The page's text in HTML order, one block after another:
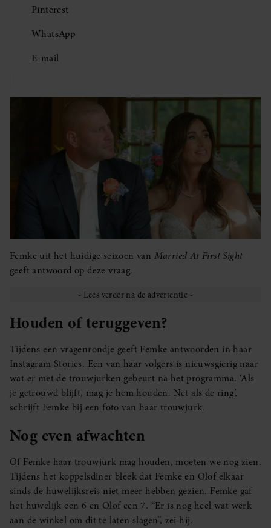
Pinterest
WhatsApp
E-mail
Femke uit het huidige seizoen van Married At First Sight
geeft antwoord op deze vraag.
Houden of teruggeven?
Tijdens een vragenrondje geeft Femke antwoorden in haar
Instagram Stories. Een van haar volgers is nieuwsgierig naar
wat er met de trouwjurken gebeurt na het programma. ‘Als
je getrouwd blijft, mag je hem houden. Net als de ring’,
schrijft Femke bij een foto van haar trouwjurk.
Nog even afwachten
Of Femke haar trouwjurk mag houden, moeten we nog zien.
Tijdens het koppelsdiner bleek dat Femke en Olof elkaar
sinds de huwelijksreis niet meer hebben gezien. Femke gaf
het huwelijk een 6 en Olof een 7. “Er is nog heel wat werk
aan de winkel om dit te laten slagen”, zei hij.